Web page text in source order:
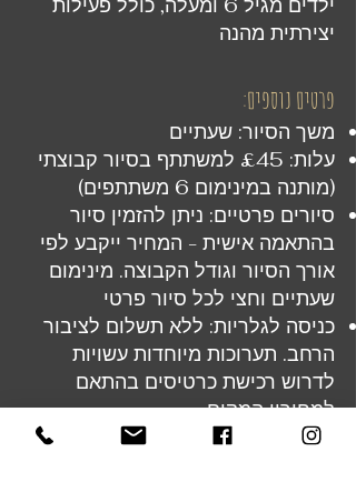
יצירתית מהנה
פרטים נוספים:
משך הסיור: שעתיים
עלות: £45 למשתתף בסיור קבוצתי
(מותנה במינימום 6 משתתפים)
סיורים פרטיים: ניתן להזמין סיור
בהתאמה אישית - המחיר ייקבע לפי
אורך הסיור וגודל הקבוצה. מינימום
שעתיים וחצי לכל סיור פרטי
כניסה לגלריות: ללא תשלום לציבור
הרחב. תערוכות מיוחדות עשויות
לדרוש רכישת כרטיסים בהתאם
למחירון המקום
נקודת מפגש: תימסר לאחר ההרשמה